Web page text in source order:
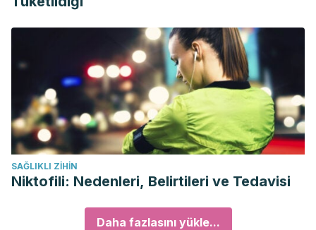
SAĞLIKLI ZIHIN
Niktofili: Nedenleri, Belirtileri ve Tedavisi
Daha fazlasını yükle...